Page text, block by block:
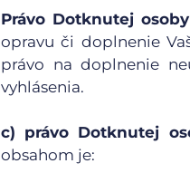
Právo Dotknutej
opravu či doplnenie
právo na doplnenie
vyhlásenia.
c) právo Dotknutej
obsahom je: